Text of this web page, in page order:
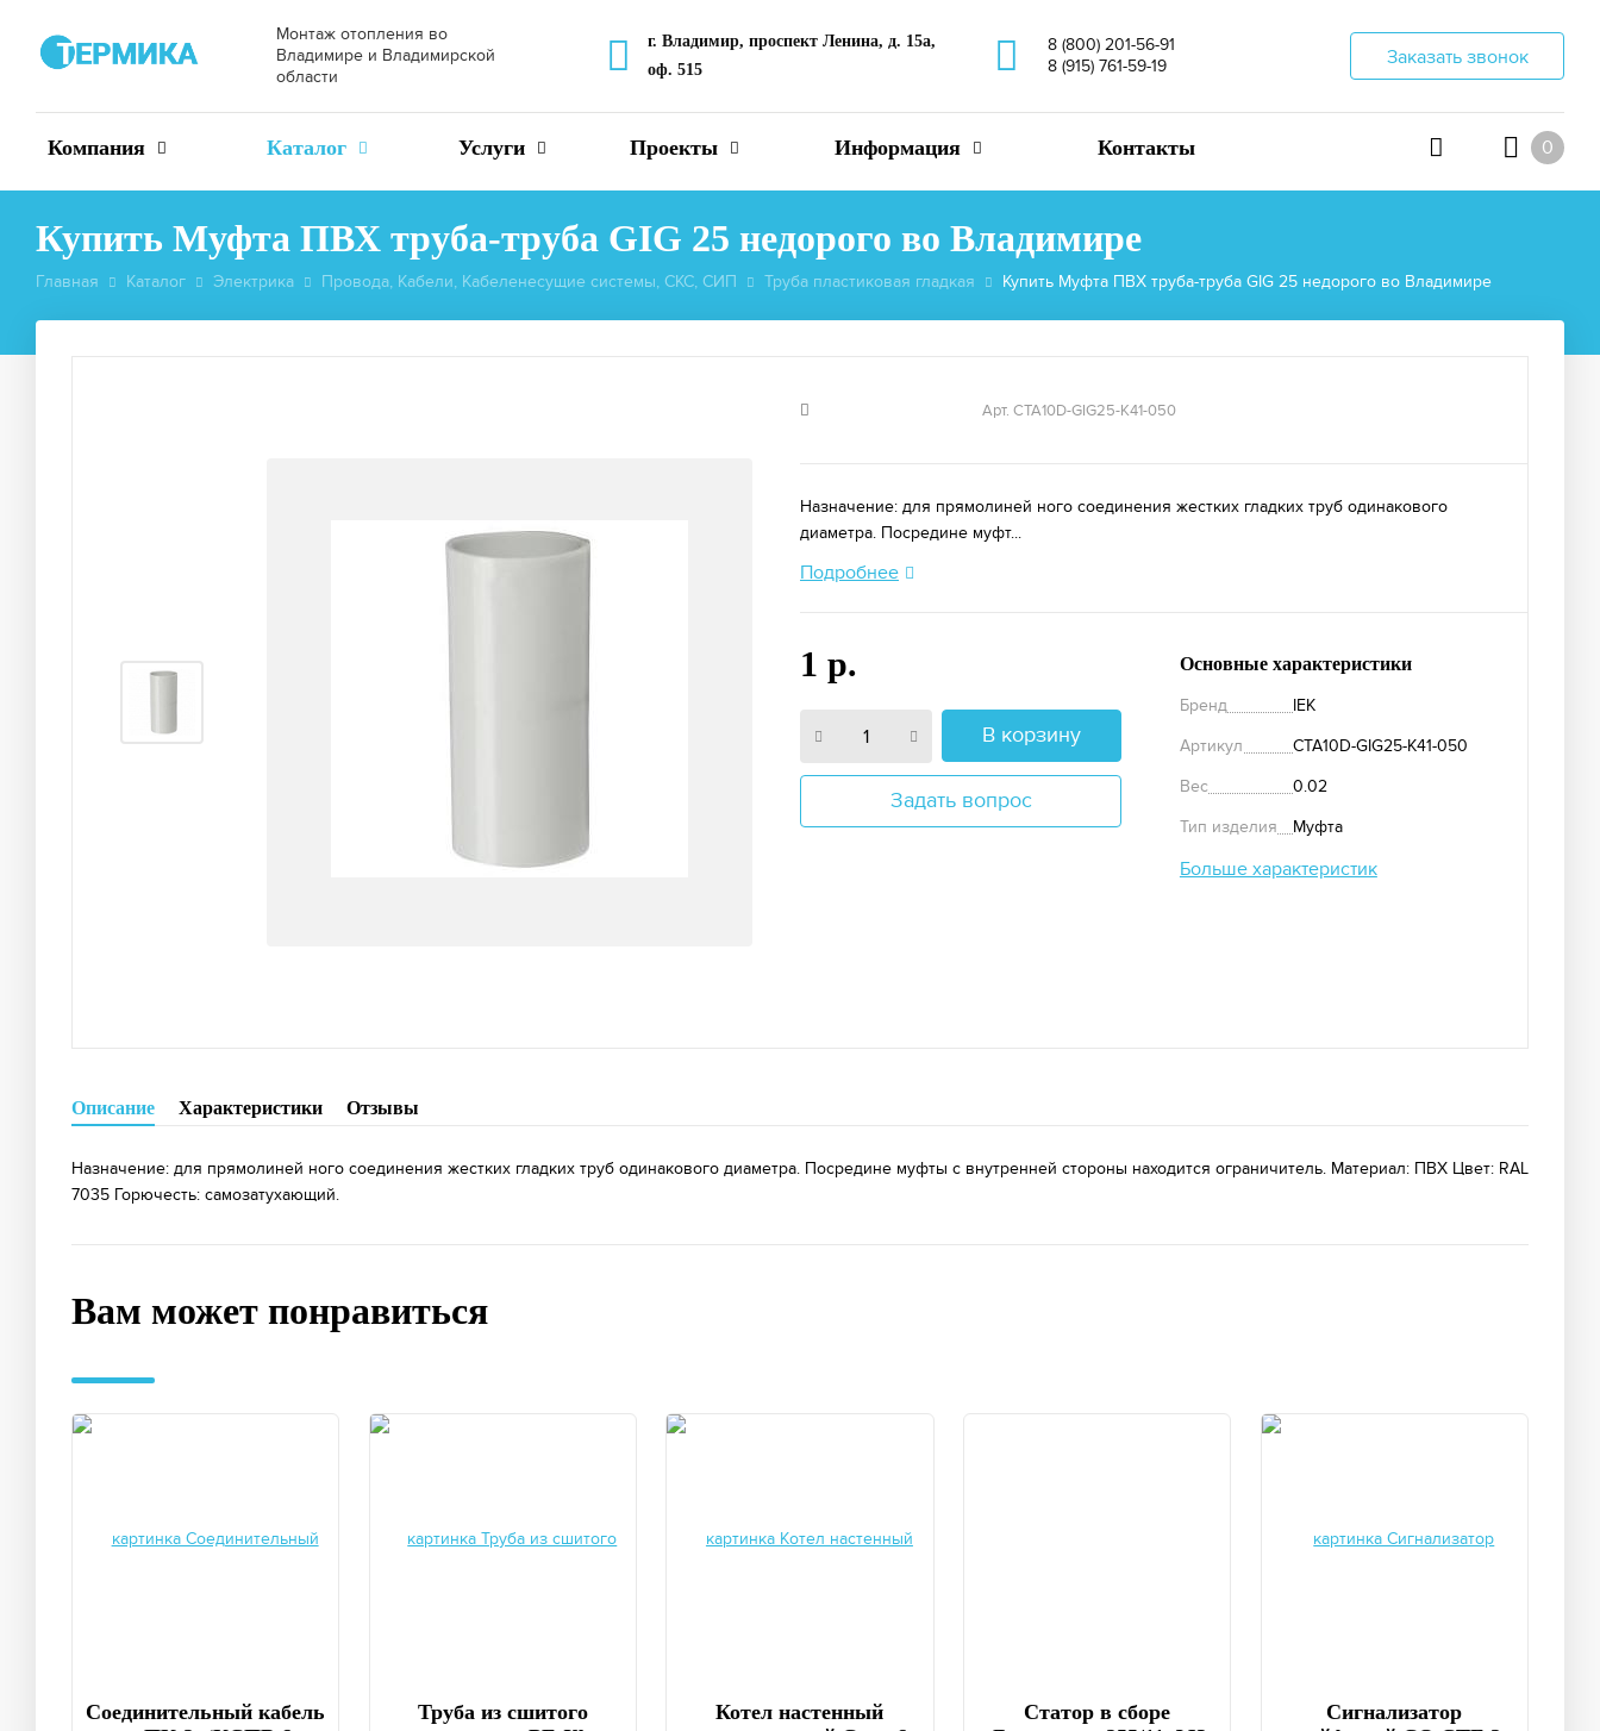
Монтаж отопления во
Владимире и Владимирской
области
г. Владимир, проспект Ленина, д. 15а,
оф. 515
8 (800) 201-56-91
8 (915) 761-59-19
Заказать звонок
Компания Каталог Услуги Проекты Информация Контакты 0
Купить Муфта ПВХ труба-труба GIG 25 недорого во Владимире
Главная Каталог Электрика Провода, Кабели, Кабеленесущие системы, СКС, СИП Труба пластиковая гладкая Купить Муфта ПВХ труба-труба GIG 25 недорого во Владимире
Арт. CTA10D-GIG25-K41-050
Назначение: для прямолиней ного соединения жестких гладких труб одинакового
диаметра. Посредине муфт...
Подробнее
1 р.
В корзину
Задать вопрос
Основные характеристики
Бренд
IEK
Артикул
CTA10D-GIG25-K41-050
Вес
0.02
Тип изделия
Муфта
Больше характеристик
Описание Характеристики Отзывы
Назначение: для прямолиней ного соединения жестких гладких труб одинакового диаметра. Посредине муфты с внутренней стороны находится ограничитель. Материал: ПВХ Цвет: RAL
7035 Горючесть: самозатухающий.
Вам может понравиться
Соединительный кабель
Труба из сшитого
Котел настенный
Статор в сборе
Сигнализатор